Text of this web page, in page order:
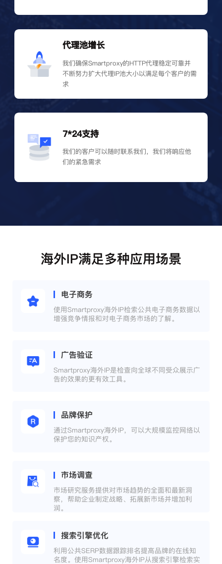
代理池增长
我们确保Smartproxy的HTTP代理稳定可靠并
不断努力扩大代理IP池大小以满足每个客户的需
求
7*24支持
我们的客户可以随时联系我们，我们将响应他
们的紧急需求
海外IP满足多种应用场景
电子商务
使用Smartproxy海外IP检索公共电子商务数据以
增强竞争情报和对电子商务市场的了解。
广告验证
Smartproxy海外IP是检查向全球不同受众展示广
告的效果的更有效工具。
品牌保护
通过Smartproxy海外IP，可以大规模监控网络以
保护您的知识产权。
市场调查
市场研究服务提供对市场趋势的全面和最新洞
察，帮助企业制定战略、拓展新市场并增加利
润。
搜索引擎优化
利用公共SERP数据跟踪排名提高品牌的在线知
名度。使用Smartproxy海外IP从搜索引擎检索实